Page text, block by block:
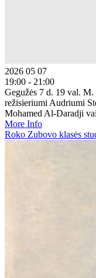
2026 05 07
19:00 - 21:00
Gegužės 7 d. 19 val.
režisieriumi Audriumi
Mohamed Al-Daradji
More Info
Roko Zubovo klasės